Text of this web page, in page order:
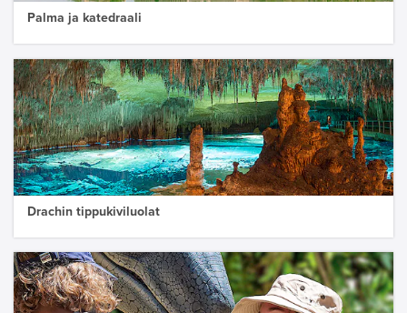
Palma ja katedraali
Drachin tippukiviluolat